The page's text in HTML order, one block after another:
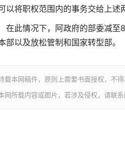
以将职权范围内的事务交给上述
在此情况下，阿政府的部委减至
部以及放松管制和国家转型部。
载本网稿件，原则上需要书面授权，不
网所载内容或图片，若涉及侵权，请联系